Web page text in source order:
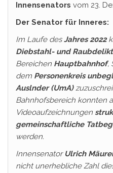
Innensenators vom 23.
Der Senator für Inneres:
Im Laufe desJahres 2022
Diebstahl- und
Bereichen Hauptbahnhof,
dem Personenkreis
Auslnder (UmA)
Bahnhofsbereich konnten
Videoaufzeichnungen
gemeinschaftliche
werden.
Innensenator Ulrich
nicht unerhebliche Zahl